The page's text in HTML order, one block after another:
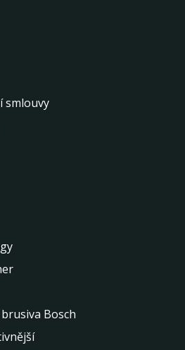
smlouvy
Bosch